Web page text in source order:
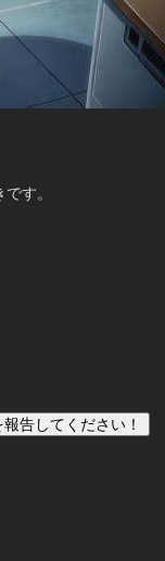
す。
報告してください！